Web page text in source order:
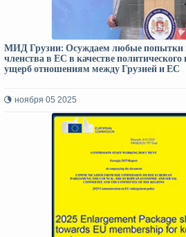
МИД Грузии: Осуждаем любые попытки
членства в ЕС в качестве
ущерб отношениям между Грузией и ЕС
ноября 05 2025